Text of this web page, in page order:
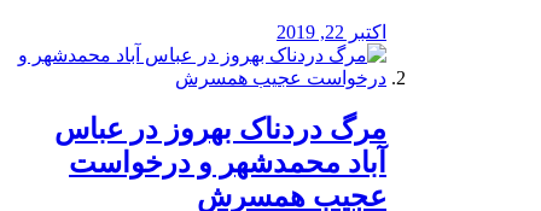
اکتبر 22, 2019
مرگ دردناک بهروز در عباس
آباد محمدشهر و درخواست
عجیب همسرش